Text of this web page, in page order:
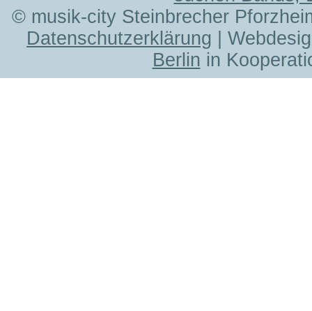
© musik-city Steinbrecher
Datenschutzerklärung |
Berlin in